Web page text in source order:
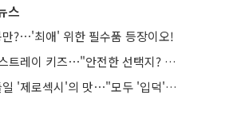
스
?⋯'최애' 위한 필수품 등장이오!
이것저것 '다 되는' 스트레이 키즈⋯"안전한 선택지? 도전이 재밌죠"
나우즈, 올여름 물들일 '제로섹시'의 맛⋯"모두 '입덕'시킬 것"